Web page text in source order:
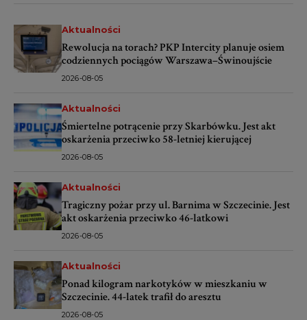
Aktualności
Rewolucja na torach? PKP Intercity planuje osiem
codziennych pociągów Warszawa–Świnoujście
2026-08-05
Aktualności
Śmiertelne potrącenie przy Skarbówku. Jest akt
oskarżenia przeciwko 58-letniej kierującej
2026-08-05
Aktualności
Tragiczny pożar przy ul. Barnima w Szczecinie. Jest
akt oskarżenia przeciwko 46-latkowi
2026-08-05
Aktualności
Ponad kilogram narkotyków w mieszkaniu w
Szczecinie. 44-latek trafił do aresztu
2026-08-05